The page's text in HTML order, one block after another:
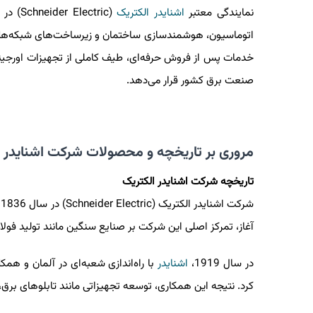
نمایندگی معتبر اشنایدر الکتریک(Schneider Electric)
اتوماسیون، هوشمندسازی ساختمان و زیرساخت‌های
خدمات پس از فروش حرفه‌ای، طیف کاملی از تجهیزات
صنعت برق کشور قرار می‌دهد.
مروری بر تاریخچه و محصولات شرکت اشنایدر
تاریخچه شرکت اشنایدر الکتریک
شرکت اشنایدر الکتریک(Schneider Electric)
آغاز، تمرکز اصلی این شرکت بر صنایع سنگین مانند تولید
در سال 1919، اشنایدربا راه‌اندازی شعبه‌ای در آلمان و
کرد. نتیجه این همکاری، توسعه تجهیزاتی مانند تابلوهای